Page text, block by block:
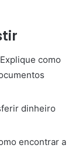
Explique como
dinheiro
encontrar a